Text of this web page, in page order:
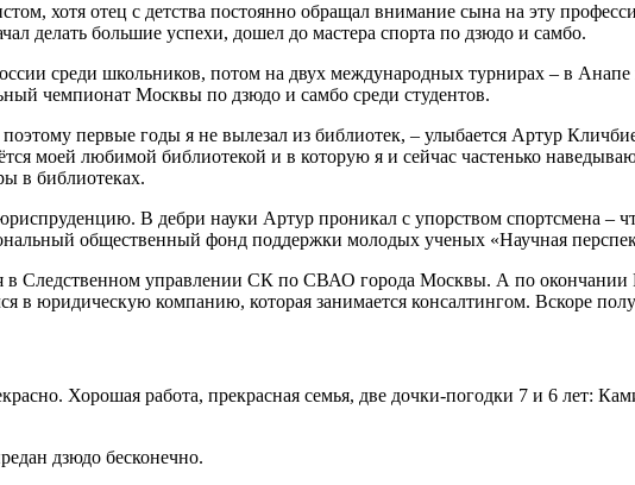
хотя отец с детства постоянно обращал внимание сына на эту
делать большие успехи, дошел до мастера спорта по дзюдо и самбо.
среди школьников, потом на двух международных турнирах – в
чемпионат Москвы по дзюдо и самбо среди студентов.
первые годы я не вылезал из библиотек, – улыбается Артур
моей любимой библиотекой и в которую я и сейчас частенько
в библиотеках.
В дебри науки Артур проникал с упорством спортсмена –
общественный фонд поддержки молодых ученых «Научная
в Следственном управлении СК по СВАО города Москвы. А по окончании
в юридическую компанию, которая занимается консалтингом. Вскоре
Хорошая работа, прекрасная семья, две дочки-погодки 7 и 6 лет:
дзюдо бесконечно.